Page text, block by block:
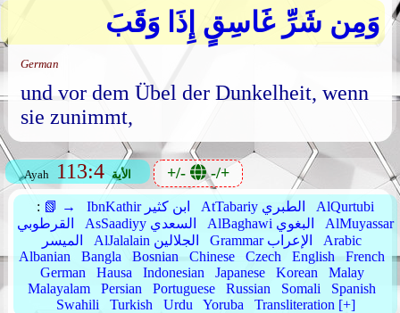
وَمِن شَرِّ غَاسِقٍ إِذَا وَقَبَ
German
und vor dem Übel der Dunkelheit, wenn
sie zunimmt,
Ayah 113:4 الأية +/- -/+
: 📗 → IbnKathir ابن كثير AtTabariy الطبري
AlQurtubi
القرطوبي
AsSaadiyy السعدي AlBaghawi البغوي
AlMuyassar
الميسر
AlJalalain الجلالين Grammar الإعراب
Arabic
Albanian
Bangla Bosnian Chinese Czech English
French
German
Hausa Indonesian Japanese Korean
Malay
Malayalam
Persian Portuguese Russian Somali
Spanish
Swahili
Turkish Urdu Yoruba Transliteration [+]